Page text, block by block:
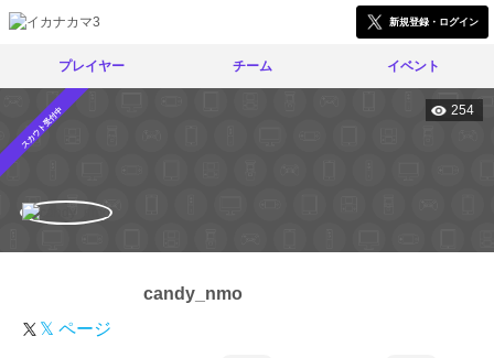
新規登録・ログイン
プレイヤー チーム イベント
スカウト受付中 254
candy_nmo
𝕏 ページ